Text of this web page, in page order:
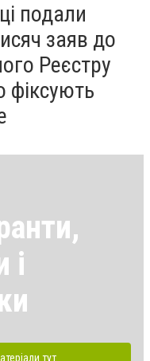
подали
заяв до
Реєстру
фіксують
і
тут